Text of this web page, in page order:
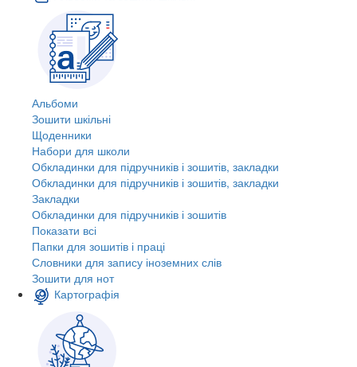
Альбоми
Зошити шкільні
Щоденники
Набори для школи
Обкладинки для підручників і зошитів, закладки
Обкладинки для підручників і зошитів, закладки
Закладки
Обкладинки для підручників і зошитів
Показати всі
Папки для зошитів і праці
Словники для запису іноземних слів
Зошити для нот
Картографія